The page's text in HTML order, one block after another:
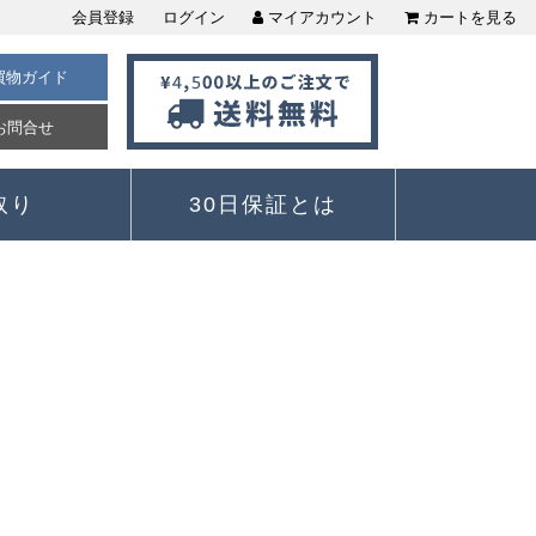
会員登録 ログイン マイアカウント カートを見る
ガイド
問合せ
り 30日保証とは